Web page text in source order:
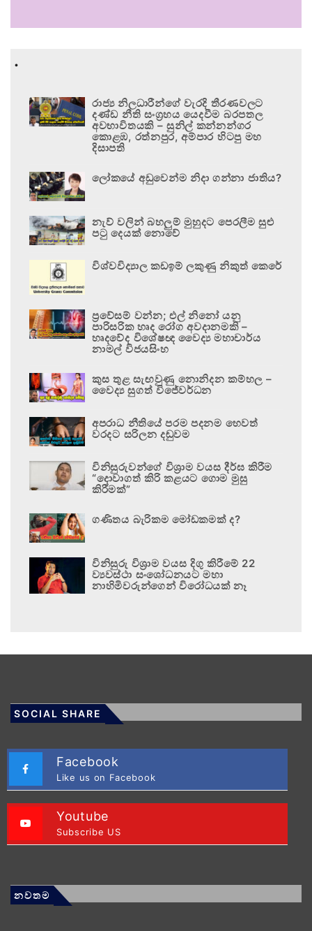
.
රාජ්‍ය නිලධාරීන්ගේ වැරදි තීරණවලට
දණ්ඩ නීති සංග්‍රහය යෙදවීම බරපතල
අවභාවිතයකි – සුනිල් කන්නන්ගර
කොළඹ, රත්නපුර, අම්පාර හිටපු මහ
දිසාපති
ලෝකයේ අඩුවෙන්ම නිදා ගන්නා ජාතිය?
නැව් වලින් බහලුම් මුහුදට පෙරලීම සුළු
පටු දෙයක් නොවේ
විශ්වවිද්‍යාල කඩඉම් ලකුණු නිකුත් කෙරේ
ප්‍රවේසම් වන්න; එල් නිනෝ යනු
පාරිසරික හෘද රෝග අවදානමකි –
හෘදවේද විශේෂඥ වෛද්‍ය මහාචාර්ය
නාමල් විජයසිංහ
කුස තුළ සැඟවුණු නොනිදන කම්හල –
වෛද්‍ය සුගත් විජේවර්ධන
අපරාධ නීතියේ පරම පදනම හෙවත්
වරදට සරිලන දඬුවම
විනිසුරුවන්ගේ විශ්‍රාම වයස දීර්ඝ කිරීම
“දොවාගත් කිරි කළයට ගොම මුසු
කිරීමක්”
ගණිතය බැරිකම මෝඩකමක් ද?
විනිසුරු විශ්‍රාම වයස දිගු කිරීමේ 22
ව්‍යවස්ථා සංශෝධනයට මහා
නාහිමිවරුන්ගෙන් විරෝධයක් නෑ
SOCIAL SHARE
Facebook
Like us on Facebook
Youtube
Subscribe US
නවතම